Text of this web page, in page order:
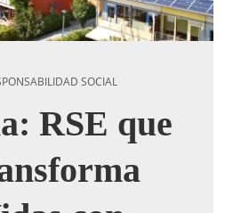
SOCIAL
RSE que